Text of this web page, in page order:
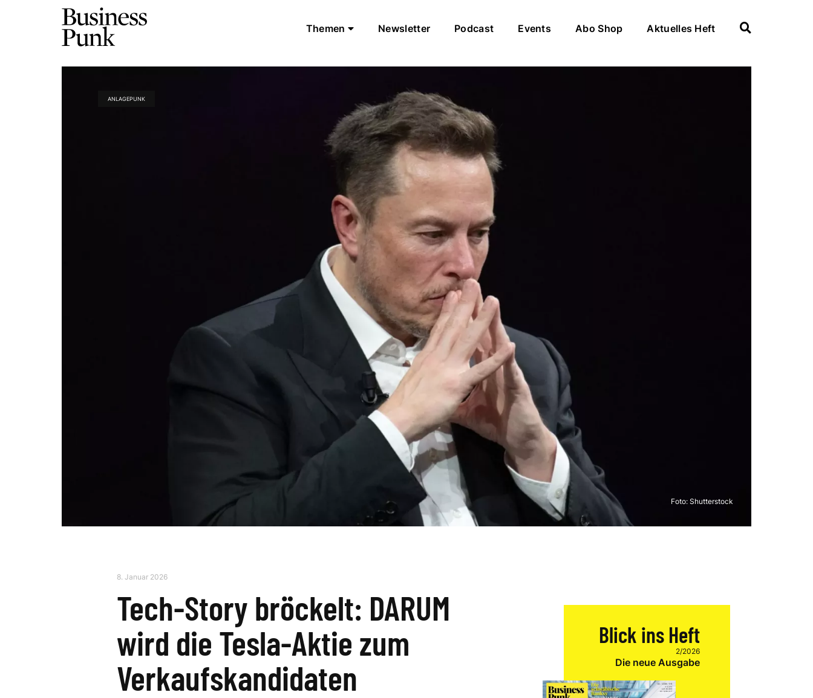
Themen Newsletter Podcast Events Abo Shop Aktuelles Heft
ANLAGEPUNK
Foto: Shutterstock
8. Januar 2026
Tech-Story bröckelt: DARUM
wird die Tesla-Aktie zum
Verkaufskandidaten
Blick ins Heft
2/2026
Die neue Ausgabe